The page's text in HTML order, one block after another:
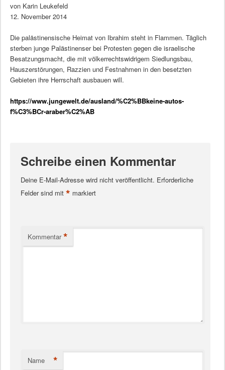
von Karin Leukefeld
12. November 2014
Die palästinensische Heimat von Ibrahim steht in Flammen. Täglich
sterben junge Palästinenser bei Protesten gegen die israelische
Besatzungsmacht, die mit völkerrechtswidrigem Siedlungsbau,
Hauszerstörungen, Razzien und Festnahmen in den besetzten
Gebieten ihre Herrschaft ausbauen will.
https://www.jungewelt.de/ausland/%C2%BBkeine-autos-
f%C3%BCr-araber%C2%AB
Schreibe einen Kommentar
Deine E-Mail-Adresse wird nicht veröffentlicht. Erforderliche
Felder sind mit * markiert
Kommentar *
Name *